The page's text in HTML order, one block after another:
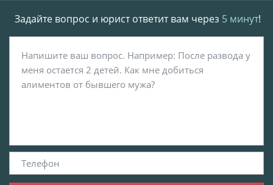
Задайте вопрос и юрист ответит вам через 5 минут!